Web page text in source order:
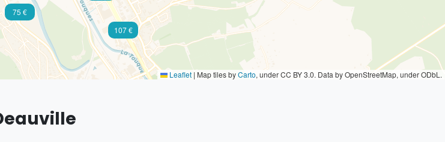
75 €
107 €
Leaflet | Map tiles byCarto, under CC BY 3.0. Data by OpenStreetMap, under ODbL.